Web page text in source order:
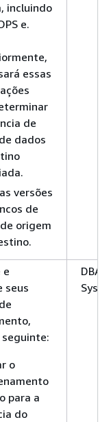
incluindo
e.
essas
de
dados
versões
de
origem
e
seus
o
para a
do
DBA,